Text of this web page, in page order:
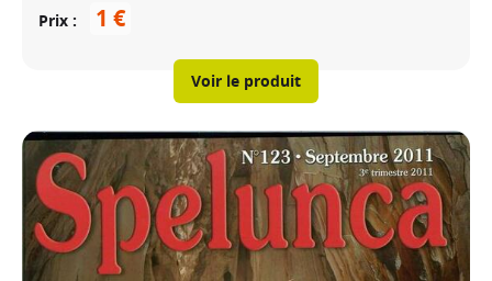
Prix 1 €
Voir le produit